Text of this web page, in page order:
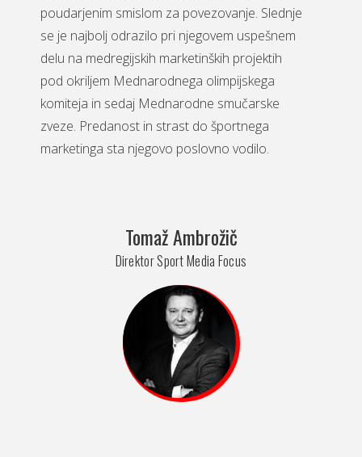
poudarjenim smislom za povezovanje. Slednje
se je najbolj odrazilo pri njegovem uspešnem
delu na medregijskih marketinških projektih
pod okriljem Mednarodnega olimpijskega
komiteja in sedaj Mednarodne smučarske
zveze. Predanost in strast do športnega
marketinga sta njegovo poslovno vodilo.
Tomaž Ambrožič
Direktor Sport Media Focus